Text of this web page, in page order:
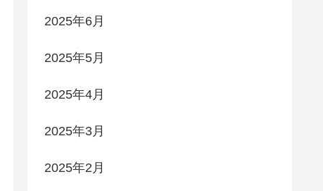
2025年6月
2025年5月
2025年4月
2025年3月
2025年2月